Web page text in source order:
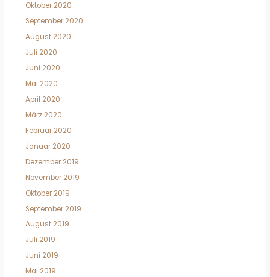
Oktober 2020
September 2020
August 2020
Juli 2020
Juni 2020
Mai 2020
April 2020
März 2020
Februar 2020
Januar 2020
Dezember 2019
November 2019
Oktober 2019
September 2019
August 2019
Juli 2019
Juni 2019
Mai 2019